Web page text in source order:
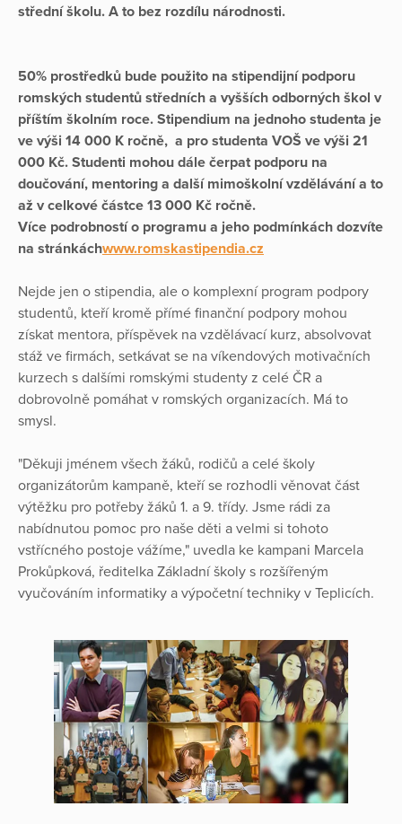
střední školu. A to bez rozdílu národnosti.
50% prostředků bude použito na stipendijní podporu
romských studentů středních a vyšších odborných škol v
příštím školním roce. Stipendium na jednoho studenta je
ve výši 14 000 K ročně, a pro studenta VOŠ ve výši 21
000 Kč. Studenti mohou dále čerpat podporu na
doučování, mentoring a další mimoškolní vzdělávání a to
až v celkové částce 13 000 Kč ročně.
Více podrobností o programu a jeho podmínkách dozvíte
na stránkáchwww.romskastipendia.cz
Nejde jen o stipendia, ale o komplexní program podpory
studentů, kteří kromě přímé finanční podpory mohou
získat mentora, příspěvek na vzdělávací kurz, absolvovat
stáž ve firmách, setkávat se na víkendových motivačních
kurzech s dalšími romskými studenty z celé ČR a
dobrovolně pomáhat v romských organizacích. Má to
smysl.
"Děkuji jménem všech žáků, rodičů a celé školy
organizátorům kampaně, kteří se rozhodli věnovat část
výtěžku pro potřeby žáků 1. a 9. třídy. Jsme rádi za
nabídnutou pomoc pro naše děti a velmi si tohoto
vstřícného postoje vážíme," uvedla ke kampani Marcela
Prokůpková, ředitelka Základní školy s rozšířeným
vyučováním informatiky a výpočetní techniky v Teplicích.